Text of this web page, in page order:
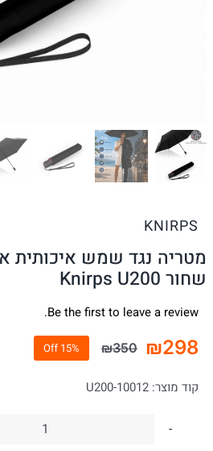
KNIRPS
שחור Knirps U200
Be the first to leave a review.
₪350 המחיר
המקורי
היה:
₪298
המחיר
הנוכחי
הוא:
15% Off
קוד מוצר: U200-10012
כמות